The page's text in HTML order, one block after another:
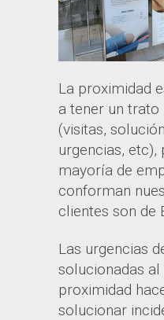
La proximidad
a tener un
(visitas,
urgencias, etc),
mayoría de
conforman
clientes son de
Las urgencias
solucionadas
proximidad
solucionar